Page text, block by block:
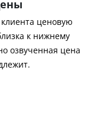
ценовую
к нижнему
озвученная цена